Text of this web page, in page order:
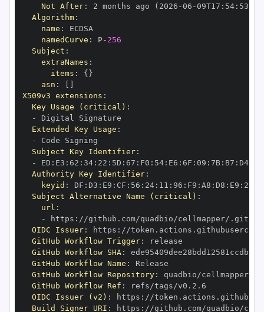
Not After: 2 months ago (2026 -06 -09T17 : 54: 53+00
Algorithm:
name :
namedCurve : P- 256
Subject :
extraNames :
items : { }
asn :
X509v3 extensions :
Key Usage (critical) :
-
Extended Key Usage :
-
Subject Key Identifier:
-
ED : E3 : 62 : 34: 22 : 5D : 67 : F0 : 54: E6 : 6F : 09 : 7B: B7 : D4:
Authority Key Identifier:
keyid : DF : D3 : E9 : CF : 56 : 24: 11 : 96 : F9 : A8 : D8 : E9 : 28
Subject Alternative Name (critical) :
url :
-
https :
OIDC Issuer: https :
GitHub Workflow Trigger:
GitHub Workflow SHA:
GitHub Workflow Name :
GitHub Workflow Repository:
quadbio/cellmapper
GitHub Workflow Ref :
OIDC Issuer (v2) : https :
Build Signer URI : https :